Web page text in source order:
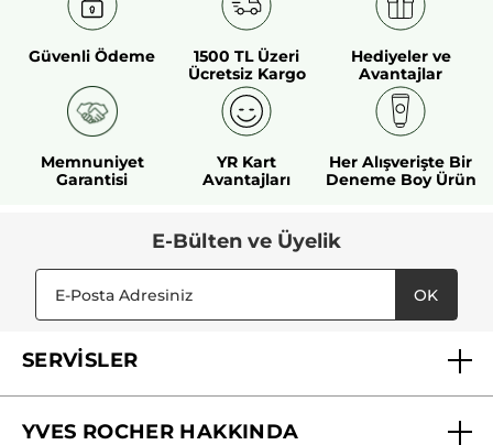
Güvenli Ödeme
1500 TL Üzeri
Ücretsiz Kargo
Hediyeler ve
Avantajlar
Memnuniyet
Garantisi
YR Kart
Avantajları
Her Alışverişte Bir
Deneme Boy Ürün
E-Bülten ve Üyelik
OK
SERVİSLER
YVES ROCHER HAKKINDA